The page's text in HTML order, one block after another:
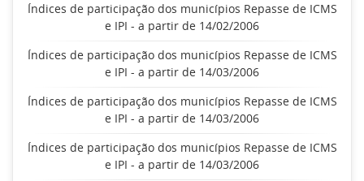
Índices de participação dos municípios Repasse de ICMS
e IPI - a partir de 14/02/2006
Índices de participação dos municípios Repasse de ICMS
e IPI - a partir de 14/03/2006
Índices de participação dos municípios Repasse de ICMS
e IPI - a partir de 14/03/2006
Índices de participação dos municípios Repasse de ICMS
e IPI - a partir de 14/03/2006